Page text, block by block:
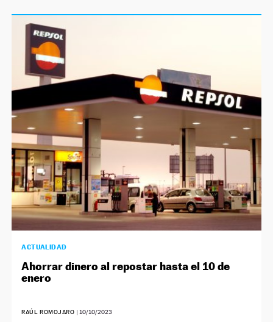
ACTUALIDAD
Ahorrar dinero al repostar hasta el 10 de
enero
RAÚL ROMOJARO | 10/10/2023